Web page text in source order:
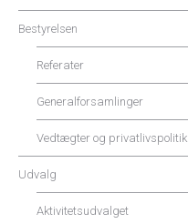
Bestyrelsen
Referater
Generalforsamlinger
Vedtægter og privatlivspolitik
Udvalg
Aktivitetsudvalget